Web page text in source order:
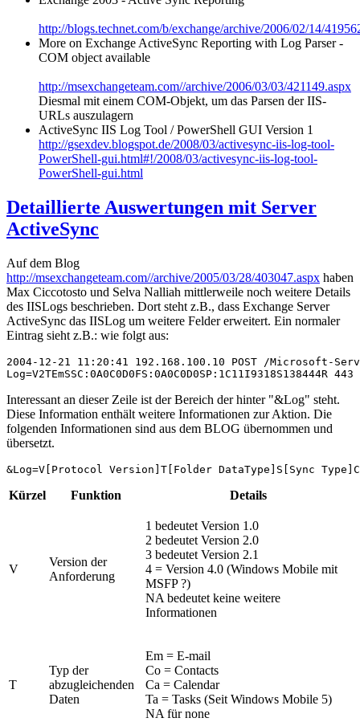
http://blogs.technet.com/b/exchange/archive/2006/02/14/
More on Exchange ActiveSync Reporting with Log Parser -
COM object available
http://msexchangeteam.com//archive/2006/03/03/421149.aspx
Diesmal mit einem COM-Objekt, um das Parsen der IIS-
URLs auszulagern
ActiveSync IIS Log Tool / PowerShell GUI Version 1
http://gsexdev.blogspot.de/2008/03/activesync-iis-log-tool-
PowerShell-gui.html#!/2008/03/activesync-iis-log-tool-
PowerShell-gui.html
Detaillierte Auswertungen mit Server
ActiveSync
Auf dem Blog
http://msexchangeteam.com//archive/2005/03/28/403047.aspx haben
Max Ciccotosto und Selva Nalliah mittlerweile noch weitere Details
des IISLogs beschrieben. Dort steht z.B., dass Exchange Server
ActiveSync das IISLog um weitere Felder erweitert. Ein normaler
Eintrag sieht z.B.: wie folgt aus:
2004-12-21 11:20:41 192.168.100.10 POST /Microsoft-
Interessant an dieser Zeile ist der Bereich der hinter "&Log" steht.
Diese Information enthält weitere Informationen zur Aktion. Die
folgenden Informationen sind aus dem BLOG übernommen und
übersetzt.
&Log=V [Protocol Version] T [Folder DataType] S [Sync Type] C
Kürzel Funktion Details
V
Version der
Anforderung
1 bedeutet Version 1.0
2 bedeutet Version 2.0
3 bedeutet Version 2.1
4 = Version 4.0 (Windows Mobile mit
MSFP ?)
NA bedeutet keine weitere
Informationen
T
Typ der
abzugleichenden
Daten
Em = E-mail
Co = Contacts
Ca = Calendar
Ta = Tasks (Seit Windows Mobile 5)
NA für none